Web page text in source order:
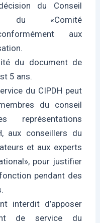
du Conseil
du «Comité
aux
du document de
5 ans.
du CIPDH peut
du conseil
représentations
aux conseillers du
et aux experts
pour justifier
pendant des
interdit d’apposer
de service du